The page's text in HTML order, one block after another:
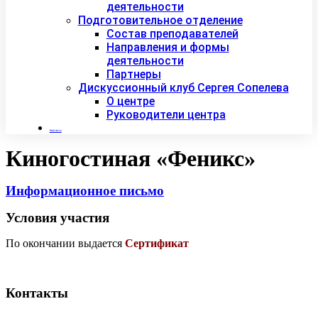
деятельности
Подготовительное отделение
Состав преподавателей
Направления и формы
деятельности
Партнеры
Дискуссионный клуб Сергея Сопелева
О центре
Руководители центра
Контакты
Киногостиная «Феникс»
Информационное письмо
Условия участия
По окончании выдается Сертификат
Контакты